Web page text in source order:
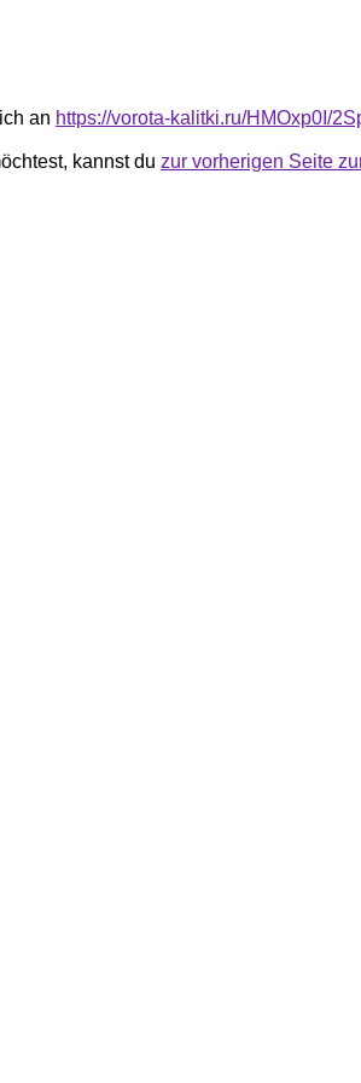
an https://vorota-kalitki.ru/HMOxp0I/
kannst du zur vorherigen Seite